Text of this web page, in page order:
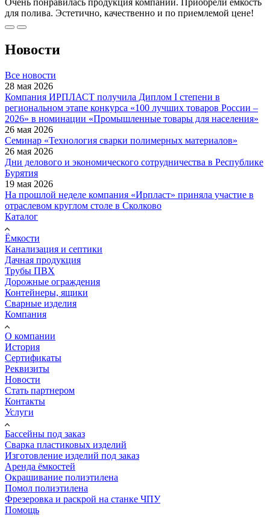
для полива. Эстетично, качественно и по приемлемой цене!
Новости
Все новости
28 мая 2026
Компания ИРПЛАСТ получила Диплом I степени в
региональном этапе конкурса «100 лучших товаров России –
2026» в номинации «Промышленные товары для населения»
26 мая 2026
Семинар «Технология сварки полимерных материалов»
26 мая 2026
Дни делового и экономического сотрудничества в Республике
Бурятия
19 мая 2026
На прошлой неделе компания «Ирпласт» приняла участие в
отраслевом круглом столе в Сколково
Каталог
Ёмкости
Канализация и септики
Дачная продукция
Трубы ПВХ
Дорожные ограждения
Контейнеры, ящики
Сварные изделия
Компания
О компании
История
Сертификаты
Реквизиты
Новости
Стать партнером
Контакты
Услуги
Бассейны под заказ
Сварка пластиковых изделий
Изготовление изделий под заказ
Аренда ёмкостей
Окрашивание полиэтилена
Помол полиэтилена
Фрезеровка и раскрой на станке ЧПУ
Помощь